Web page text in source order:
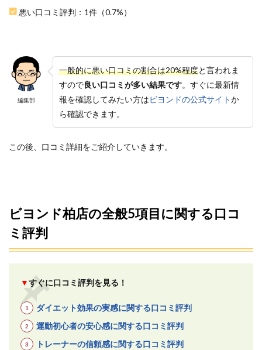
すい
える
3.2
2.体験
トレ
ーニ
クで
料)
3.3
3.実力
のあ
るト
レー
ナー
陣な
ので
専門
性が
高い
悪い口コミ評判：1件（0.7%）
編集部
一般的に悪い口コミの割合は20%程度と言われま
すので良い口コミが多い結果です。すぐに最新情
報を確認してみたい方はビヨンドの公式サイトか
ら確認できます。
この後、口コミ詳細をご紹介していきます。
ビヨンド柏店の全般5項目に関する口コ
ミ評判
▼すぐに口コミ評判を見る！
ダイエット効果の実感に関する口コミ評判
運動初心者の安心感に関する口コミ評判
トレーナーの信頼感に関する口コミ評判